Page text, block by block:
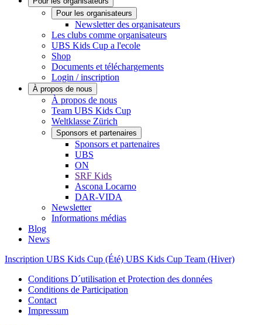
Pour les organisateurs
Newsletter des organisateurs
Les clubs comme organisateurs
UBS Kids Cup a l'ecole
Shop
Documents et téléchargements
Login / inscription
À propos de nous
À propos de nous
Team UBS Kids Cup
Weltklasse Zürich
Sponsors et partenaires
Sponsors et partenaires
UBS
ON
SRF Kids
Ascona ​Locarno
DAR-VIDA
Newsletter
Informations médias
Blog
News
Inscription UBS Kids Cup (Été) UBS Kids Cup Team (Hiver)
Conditions D´utilisation et Protection des données
Conditions de Participation
Contact
Impressum